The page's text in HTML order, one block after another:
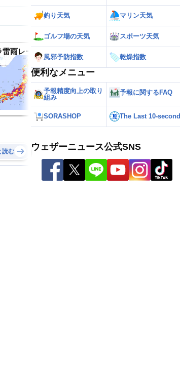
雨レーダー 世界の雨雲レーダー
読む
釣り天気 マリン天気
ゴルフ場の天気 スポーツ天気
風邪予防指数 乾燥指数
便利なメニュー
予報精度向上の取り
組み
予報に関するFAQ
SORASHOP The Last 10-second
ウェザーニュース公式SNS